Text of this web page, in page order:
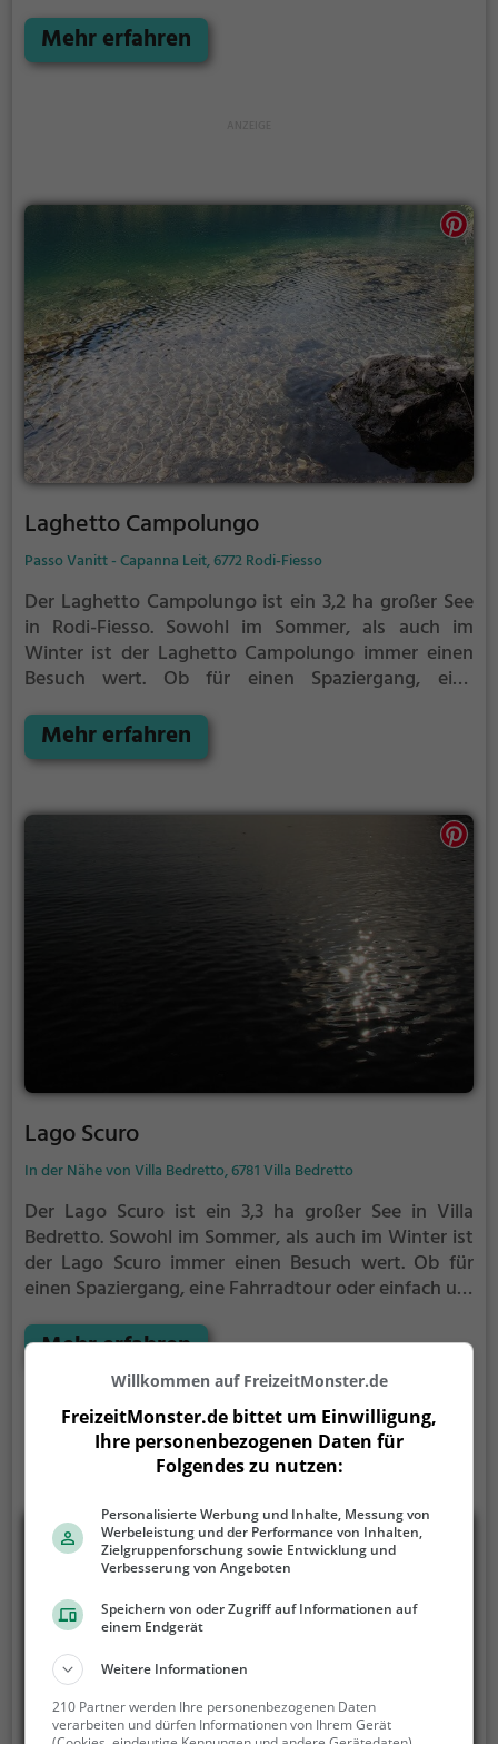
zahlreiche Möglichkeiten für Freizeitaktivitäten.
Mehr erfahren
Laghetto Campolungo
Passo Vanitt - Capanna Leit, 6772 Rodi-Fiesso
Der Laghetto Campolungo ist ein 3,2 ha großer See
in Rodi-Fiesso. Sowohl im Sommer, als auch im
Winter ist der Laghetto Campolungo immer einen
Besuch wert. Ob für einen Spaziergang, eine
der Laghetto Campolungo bietet zahlreiche
Möglichkeiten für Freizeitaktivitäten.
Mehr erfahren
Lago Scuro
In der Nähe von Villa Bedretto, 6781 Villa Bedretto
Der Lago Scuro ist ein 3,3 ha großer See in Villa
Bedretto. Sowohl im Sommer, als auch im Winter ist
der Lago Scuro immer einen Besuch wert. Ob für
einen Spaziergang, eine Fahrradtour oder einfach um
zahlreiche Möglichkeiten für Freizeitaktivitäten.
Mehr erfahren
Willkommen auf FreizeitMonster.de
FreizeitMonster.de bittet um Einwilligung,
Ihre personenbezogenen Daten für
Folgendes zu nutzen:
Personalisierte Werbung und Inhalte, Messung von
Werbeleistung und der Performance von Inhalten,
Zielgruppenforschung sowie Entwicklung und
Verbesserung von Angeboten
Speichern von oder Zugriff auf Informationen auf
einem Endgerät
Weitere Informationen
210 Partner werden Ihre personenbezogenen Daten
verarbeiten und dürfen Informationen von Ihrem Gerät